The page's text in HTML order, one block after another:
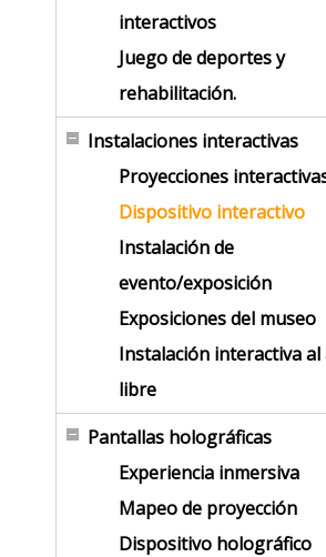
interactivos
Juego de deportes y
rehabilitación.
Instalaciones interactivas
Proyecciones
Dispositivo interactivo
Instalación de
evento/exposición
Exposiciones del museo
Instalación interactiva al
libre
Pantallas holográficas
Experiencia inmersiva
Mapeo de proyección
Dispositivo holográfico